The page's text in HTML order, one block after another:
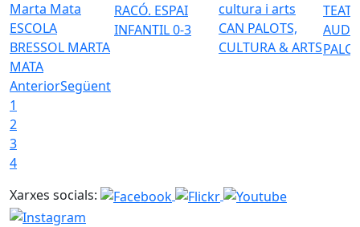
ESCOLA
BRESSOL MARTA
MATA
RACÓ. ESPAI
INFANTIL 0-3
CAN PALOTS,
CULTURA & ARTS
AnteriorSegüent
1
2
3
4
Xarxes socials: